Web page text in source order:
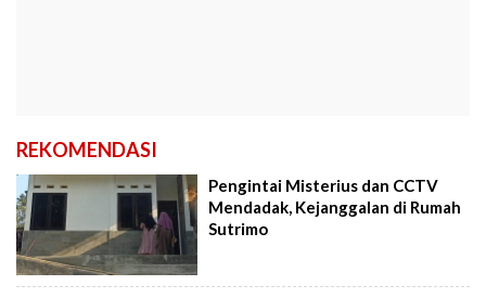
REKOMENDASI
Pengintai Misterius dan CCTV
Mendadak, Kejanggalan di Rumah
Sutrimo